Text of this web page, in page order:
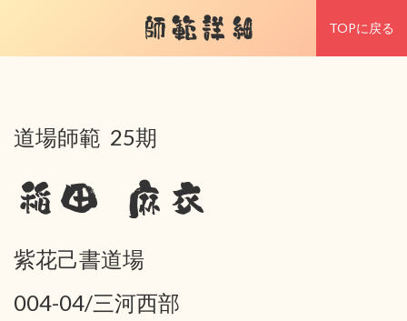
師範詳細 TOPに戻る
道場師範 25期
稲田 麻衣
紫花己書道場
004-04/三河西部